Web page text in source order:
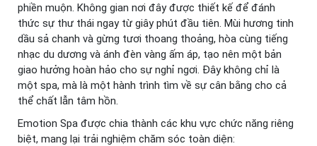
phiền muộn. Không gian nơi đây được thiết kế để đánh
thức sự thư thái ngay từ giây phút đầu tiên. Mùi hương tinh
dầu sả chanh và gừng tươi thoang thoảng, hòa cùng tiếng
nhạc du dương và ánh đèn vàng ấm áp, tạo nên một bản
giao hưởng hoàn hảo cho sự nghỉ ngơi. Đây không chỉ là
một spa, mà là một hành trình tìm về sự cân bằng cho cả
thể chất lẫn tâm hồn.
Emotion Spa được chia thành các khu vực chức năng riêng
biệt, mang lại trải nghiệm chăm sóc toàn diện: